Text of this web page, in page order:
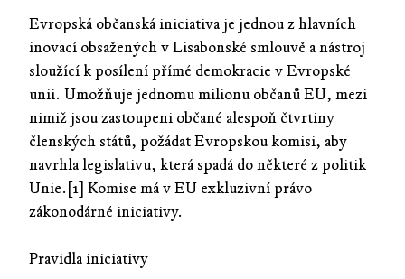
Evropská občanská iniciativa je jednou z hlavních
inovací obsažených v Lisabonské smlouvě a nástroj
sloužící k posílení přímé demokracie v Evropské
unii. Umožňuje jednomu milionu občanů EU, mezi
nimiž jsou zastoupeni občané alespoň čtvrtiny
členských států, požádat Evropskou komisi, aby
navrhla legislativu, která spadá do některé z politik
Unie.[1] Komise má v EU exkluzivní právo
zákonodárné iniciativy.
Pravidla iniciativy